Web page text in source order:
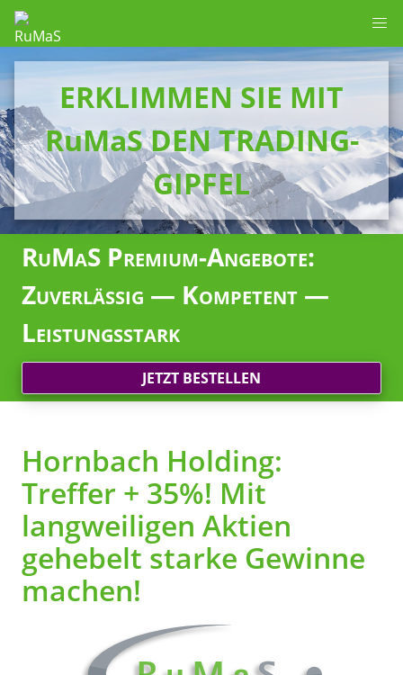
ERKLIMMEN SIE MIT
RuMaS DEN TRADING-
GIPFEL
RuMaS Premium-Angebote:
Zuverlässig — Kompetent —
Leistungsstark
JETZT BESTELLEN
Hornbach Holding:
Treffer + 35%! Mit
langweiligen Aktien
gehebelt starke Gewinne
machen!